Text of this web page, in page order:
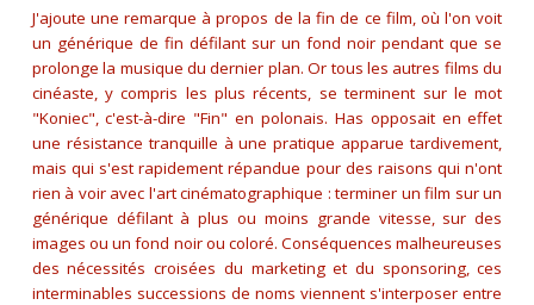
J'ajoute une remarque à propos de la fin de ce film, où l'on voit
un générique de fin défilant sur un fond noir pendant que se
prolonge la musique du dernier plan. Or tous les autres films du
cinéaste, y compris les plus récents, se terminent sur le mot
"Koniec", c'est-à-dire "Fin" en polonais. Has opposait en effet
une résistance tranquille à une pratique apparue tardivement,
mais qui s'est rapidement répandue pour des raisons qui n'ont
rien à voir avec l'art cinématographique : terminer un film sur un
générique défilant à plus ou moins grande vitesse, sur des
images ou un fond noir ou coloré. Conséquences malheureuses
des nécessités croisées du marketing et du sponsoring, ces
interminables successions de noms viennent s'interposer entre